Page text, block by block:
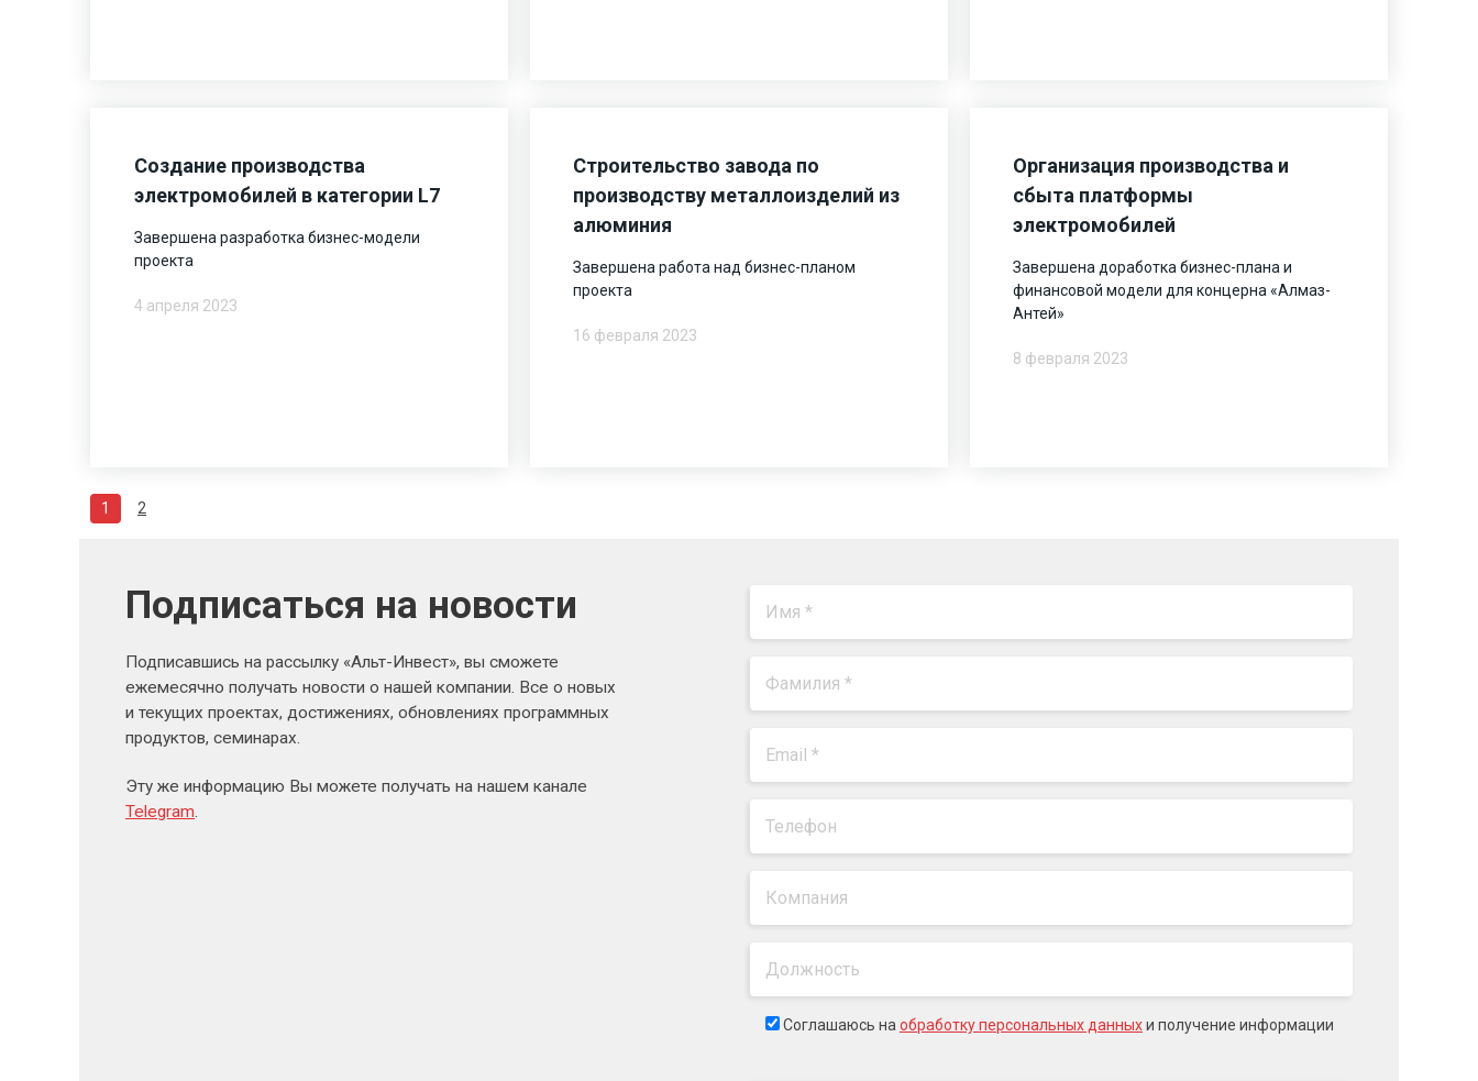
Создание производства
электромобилей в категории L7
Завершена разработка бизнес-модели
проекта
4 апреля 2023
Строительство завода по
производству металлоизделий из
алюминия
Завершена работа над бизнес-планом
проекта
16 февраля 2023
Организация производства и
сбыта платформы
электромобилей
Завершена доработка бизнес-плана и
финансовой модели для концерна «Алмаз-
Антей»
8 февраля 2023
1 2
Подписаться на новости
Подписавшись на рассылку «Альт-Инвест», вы сможете
ежемесячно получать новости о нашей компании. Все о новых
и текущих проектах, достижениях, обновлениях программных
продуктов, семинарах.
Эту же информацию Вы можете получать на нашем канале
Telegram.
Соглашаюсь на обработку персональных данныхи получение информации